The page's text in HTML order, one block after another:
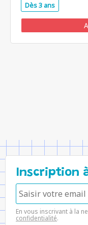
Dès 3 ans
Inscription
En vous inscrivant à la
confidentialité.